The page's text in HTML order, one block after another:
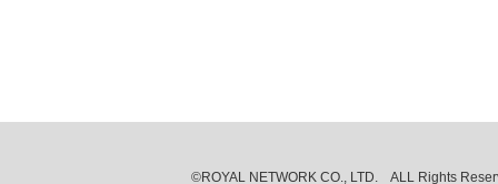
©ROYAL NETWORK CO., LTD. ALL Rights